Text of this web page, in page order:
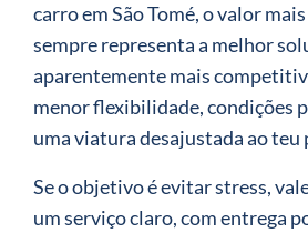
carro em São Tomé, o valor
sempre representa a melhor
aparentemente mais
menor flexibilidade, condições
uma viatura desajustada ao teu
Se o objetivo é evitar stress,
um serviço claro, com entrega